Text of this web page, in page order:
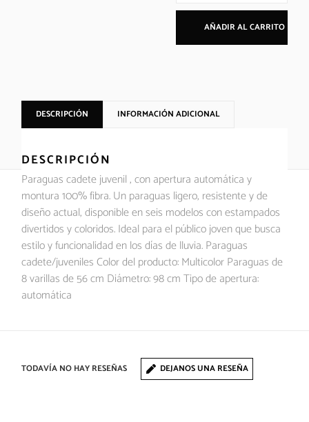
AÑADIR AL CARRITO
DESCRIPCIÓN INFORMACIÓN ADICIONAL
DESCRIPCIÓN
Paraguas cadete juvenil , con apertura automática y
montura 100% fibra. Un paraguas ligero, resistente y de
diseño actual, disponible en seis modelos con estampados
divertidos y coloridos. Ideal para el público joven que busca
estilo y funcionalidad en los días de lluvia. Paraguas
cadete/juveniles Color del producto: Multicolor Paraguas de
8 varillas de 56 cm Diámetro: 98 cm Tipo de apertura:
automática
TODAVÍA NO HAY RESEÑAS DEJANOS UNA RESEÑA